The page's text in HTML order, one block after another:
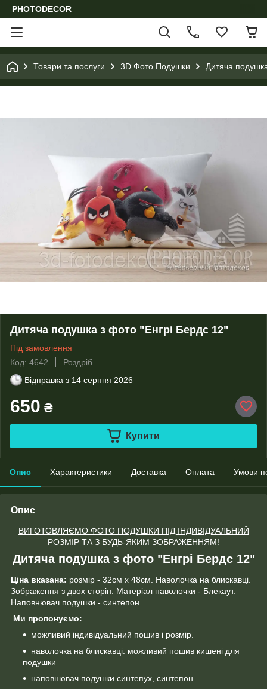
PHOTODECOR
Товари та послуги 3D Фото Подушки Дитяча
Дитяча подушка з фото "Енгрі Бердс 12"
Під замовлення
Код: 4642
Роздріб
Відправка з 14 серпня 2026
650 ₴
Купити
Опис Характеристики Доставка Оплата Умови
Опис
ВИГОТОВЛЯЄМО ФОТО ПОДУШКИ ПІД ІНДИВІДУАЛЬНИЙ
РОЗМІР ТА З БУДЬ-ЯКИМ ЗОБРАЖЕННЯМ!
Дитяча подушка з фото "Енгрі Бердс 12"
Ціна вказана: розмір - 32см х 48см. Наволочка на блискавці.
Зображення з двох сторін. Матеріал наволочки - Блекаут.
Наповнювач подушки - синтепон.
Ми пропонуємо:
можливий індивідуальний пошив і розмір.
наволочка на блискавці. можливий пошив кишені для
подушки
наповнювач подушки синтепух, синтепон.